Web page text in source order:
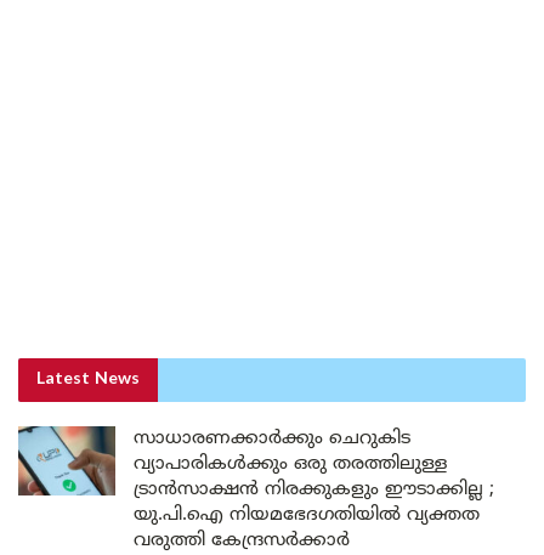
Latest News
സാധാരണക്കാർക്കും ചെറുകിട
വ്യാപാരികൾക്കും ഒരു തരത്തിലുള്ള
ട്രാൻസാക്ഷൻ നിരക്കുകളും ഈടാക്കില്ല ;
യു.പി.ഐ നിയമഭേദഗതിയിൽ വ്യക്തത
വരുത്തി കേന്ദ്രസർക്കാർ